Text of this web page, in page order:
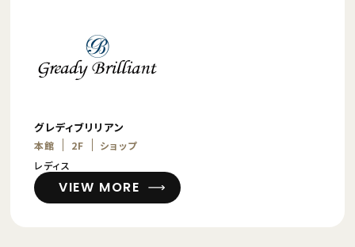
グレディブリリアン
本館 2F
ショップ
レディス
VIEW MORE